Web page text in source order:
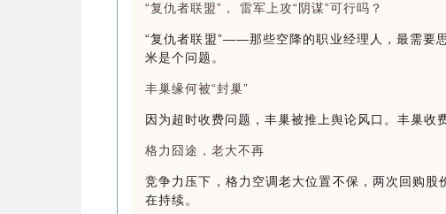
“复仇者联盟”， 雷军上攻“阴谋”可行吗？
“复仇者联盟”——那些空降的职业经理人，最需要
米是个问题。
丰巢缘何被“封巢”
因为超时收费问题，丰巢被推上舆论风口。丰巢收
格力囧途，老大不再
竞争力压下，格力空调老大位置不保，两次回购
在持续。